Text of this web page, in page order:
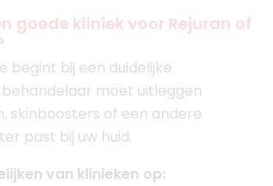
goede kliniek voor Rejuran of
begint bij een duidelijke
behandelaar moet uitleggen
skinboosters of een andere
past bij uw huid.
van klinieken op: